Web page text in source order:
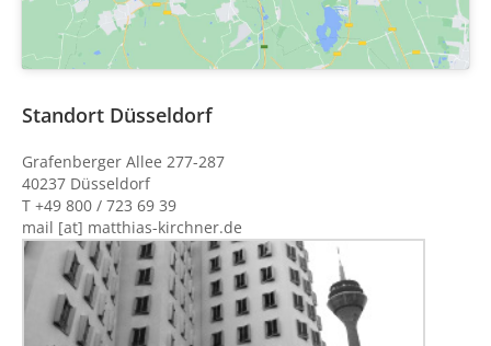
Standort Düsseldorf
Grafenberger Allee 277-287
40237 Düsseldorf
T +49 800 / 723 69 39
mail [at] matthias-kirchner.de